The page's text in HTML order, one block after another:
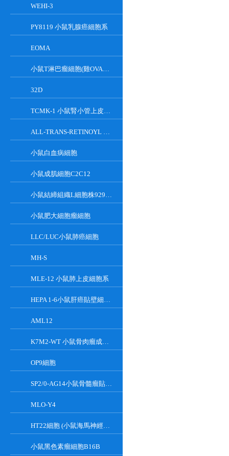
WEHI-3
PY8119 小鼠乳腺癌細胞系
EOMA
小鼠T淋巴瘤細胞(雞OVA基因修飾)
32D
TCMK-1 小鼠腎小管上皮細胞系
ALL-TRANS-RETINOYL B-GLUCURONIDE
小鼠白血病細胞
小鼠成肌細胞C2C12
小鼠結締組織L細胞株929克隆
小鼠肥大細胞瘤細胞
LLC/LUC小鼠肺癌細胞
MH-S
MLE-12 小鼠肺上皮細胞系
HEPA 1-6小鼠肝癌貼壁細胞系
AML12
K7M2-WT 小鼠骨肉瘤成骨細胞系
OP9細胞
SP2/0-AG14小鼠骨髓瘤貼壁細胞系
MLO-Y4
HT22細胞 (小鼠海馬神經元細胞) (STR鑒定正確)
小鼠黑色素瘤細胞B16B